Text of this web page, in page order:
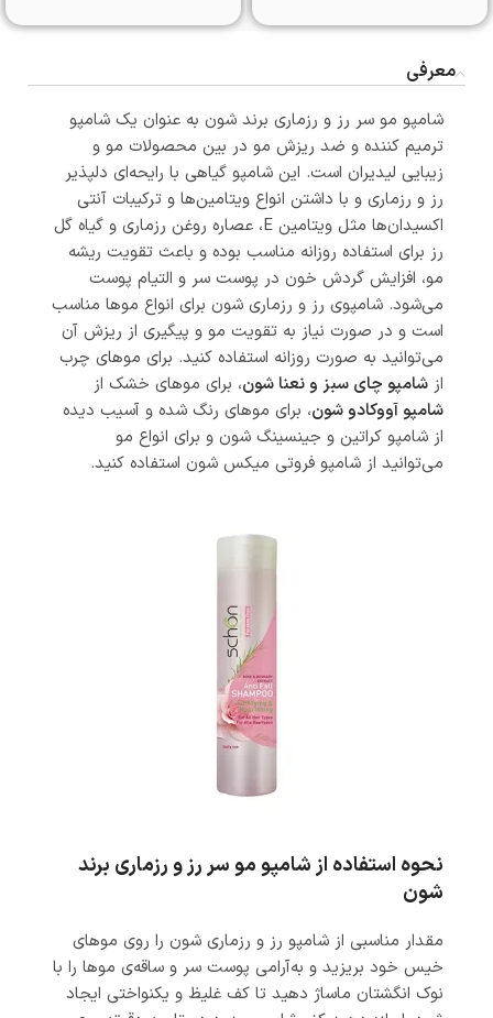
معرفی
شامپو مو سر رز و رزماری برند شون به عنوان یک شامپو
ترمیم کننده و ضد ریزش مو در بین محصولات مو و
زیبایی لیدیران است. این شامپو گیاهی با رایحه‌‍‌ای دلپذیر
رز و رزماری و با داشتن انواع ویتامین‌ها و ترکیبات آنتی
اکسیدان‌ها مثل ویتامین E، عصاره روغن رزماری و گیاه گل
رز برای استفاده روزانه مناسب بوده و باعث تقویت ریشه
مو، افزایش گردش خون در پوست سر و التیام پوست
می‌شود. شامپوی رز و رزماری شون برای انواع موها مناسب
است و در صورت نیاز به تقویت مو و پیگیری از ریزش آن
می‌توانید به صورت روزانه استفاده کنید. برای موهای چرب
از شامپو چای سبز و نعنا شون، برای موهای خشک از
شامپو آووکادو شون، برای موهای رنگ شده و آسیب دیده
از شامپو کراتین و جینسینگ شون و برای انواع مو
می‌توانید از شامپو فروتی میکس شون استفاده کنید.
نحوه استفاده از شامپو مو سر رز و رزماری برند
شون
مقدار مناسبی از شامپو رز و رزماری شون را روی موهای
خیس خود بریزید و به‌آرامی پوست سر و ساقه‌ی موها را با
نوک انگشتان ماساژ دهید تا کف غلیظ و یکنواختی ایجاد